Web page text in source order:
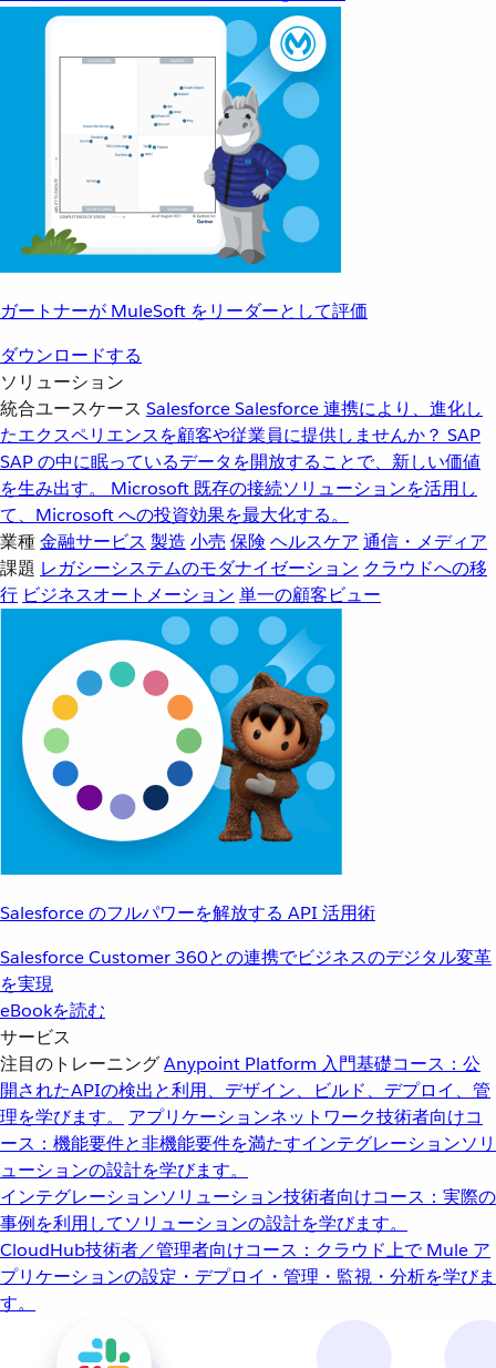
ガートナーが MuleSoft をリーダーとして評価
ダウンロードする
ソリューション
統合ユースケース SalesforceSalesforce 連携により、進化し
たエクスペリエンスを顧客や従業員に提供しませんか？ SAP
SAP の中に眠っているデータを開放することで、新しい価値
を生み出す。
Microsoft 既存の接続ソリューションを活用し
て、Microsoft への投資効果を最大化する。
業種金融サービス 製造 小売 保険 ヘルスケア 通信・メディア
課題 レガシーシステムのモダナイゼーション クラウドへの移
行 ビジネスオートメーション 単一の顧客ビュー
Salesforce のフルパワーを解放する API 活用術
Salesforce Customer 360との連携でビジネスのデジタル変革
を実現
eBookを読む
サービス
注目のトレーニングAnypoint Platform 入門基礎コース：公
開されたAPIの検出と利用、デザイン、ビルド、デプロイ、管
理を学びます。
アプリケーションネットワーク技術者向けコ
ース：機能要件と非機能要件を満たすインテグレーションソリ
ューションの設計を学びます。
インテグレーションソリューション技術者向けコース：実際の
事例を利用してソリューションの設計を学びます。
CloudHub技術者／管理者向けコース：クラウド上で Mule ア
プリケーションの設定・デプロイ・管理・監視・分析を学びま
す。